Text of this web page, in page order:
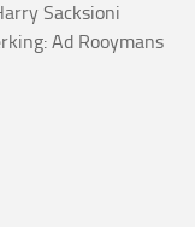
Sacksioni
Ad Rooymans